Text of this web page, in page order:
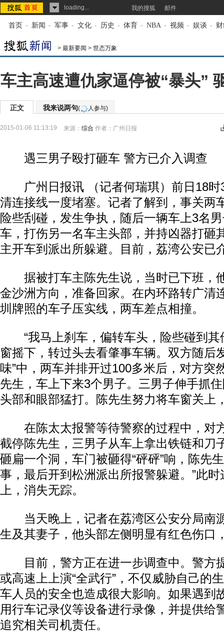
loading... 我的搜狐 邮件
首页 - 新闻 - 军事 - 文化 - 历史 - 体育 - NBA - 视频 - 娱谈 -
> 最新要闻 > 世态万象
车主高速遭仇家逼停被“暴头”
正文 我来说两句( 人参与)
2015-01-06 11:13:19 来源： 综合 作者：广州日报
遇三男子殴打砸车 警方已介入调查
广州日报讯 （记者何瑞琪）前日18时
清连接线一度堵塞。记者了解到，事关两
险些刮碰，发生争执，随后一辆车上3名
车，打伤另一名车主头部，并持凶器打砸
主开车到派出所躲避。目前，荔湾公安已
据被打车主陈先生说，当时已下班，
金沙洲方向，准备回家。在内环路转广清
圳牌照的车子压实线，两车差点相撞。
“我马上刹车，偏转车头，险些碰到其
窗摇下，转过头去看肇事车辆。双方随后
味”中，两车并排开过100多米后，对方突
先生，车上下来3个男子。三男子伸手抓
头部和眼部猛打。陈先生努力将车窗关上
在陈太太报警等待警察的过程中，对
截停陈先生，三男子从车上拿出铁链和刀
砸扁一个洞，车门被砸得“砰砰”响，陈先
事，最后开到松洲派出所报警躲避。”此
上，消失无踪。
当天晚上，记者在荔湾区公安分局南
生及其妻子，他头部左侧明显有红色伤口
目前，警方正在进一步调查中。警方
或高速上上演“全武行”，不仅威胁自己的
车人员的安全也造成很大影响。如果遇到
用行车记录仪等设备进行录像，并提供给
追究相关司机责任。